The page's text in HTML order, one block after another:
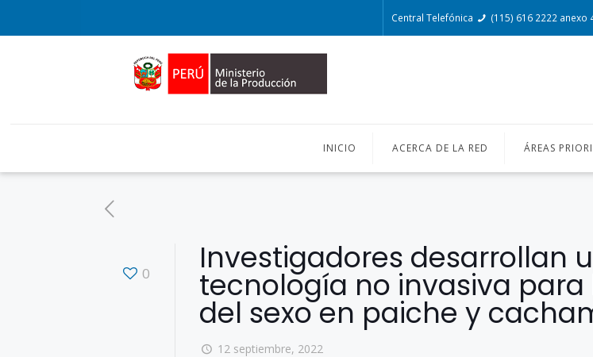
Central Telefónica (115) 616 2222 anexo
INICIO ACERCA DE LA RED ÁREAS
0 Investigadores desarrollan
tecnología no invasiva
del sexo en paiche y
12 septiembre, 2022